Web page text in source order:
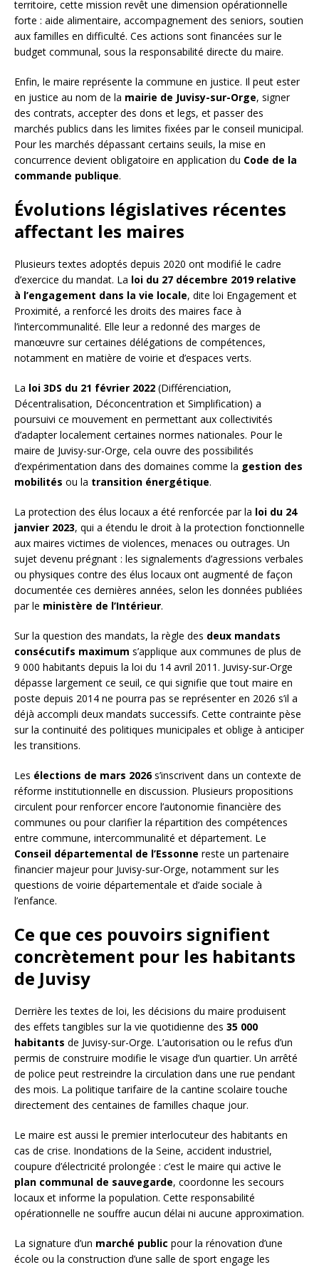
territoire, cette mission revêt une dimension opérationnelle
forte : aide alimentaire, accompagnement des seniors, soutien
aux familles en difficulté. Ces actions sont financées sur le
budget communal, sous la responsabilité directe du maire.
Enfin, le maire représente la commune en justice. Il peut ester
en justice au nom de la mairie de Juvisy-sur-Orge, signer
des contrats, accepter des dons et legs, et passer des
marchés publics dans les limites fixées par le conseil municipal.
Pour les marchés dépassant certains seuils, la mise en
concurrence devient obligatoire en application du Code de la
commande publique.
Évolutions législatives récentes
affectant les maires
Plusieurs textes adoptés depuis 2020 ont modifié le cadre
d’exercice du mandat. La loi du 27 décembre 2019 relative
à l’engagement dans la vie locale, dite loi Engagement et
Proximité, a renforcé les droits des maires face à
l’intercommunalité. Elle leur a redonné des marges de
manœuvre sur certaines délégations de compétences,
notamment en matière de voirie et d’espaces verts.
La loi 3DS du 21 février 2022 (Différenciation,
Décentralisation, Déconcentration et Simplification) a
poursuivi ce mouvement en permettant aux collectivités
d’adapter localement certaines normes nationales. Pour le
maire de Juvisy-sur-Orge, cela ouvre des possibilités
d’expérimentation dans des domaines comme la gestion des
mobilités ou la transition énergétique.
La protection des élus locaux a été renforcée par la loi du 24
janvier 2023, qui a étendu le droit à la protection fonctionnelle
aux maires victimes de violences, menaces ou outrages. Un
sujet devenu prégnant : les signalements d’agressions verbales
ou physiques contre des élus locaux ont augmenté de façon
documentée ces dernières années, selon les données publiées
par le ministère de l’Intérieur.
Sur la question des mandats, la règle des deux mandats
consécutifs maximum s’applique aux communes de plus de
9 000 habitants depuis la loi du 14 avril 2011. Juvisy-sur-Orge
dépasse largement ce seuil, ce qui signifie que tout maire en
poste depuis 2014 ne pourra pas se représenter en 2026 s’il a
déjà accompli deux mandats successifs. Cette contrainte pèse
sur la continuité des politiques municipales et oblige à anticiper
les transitions.
Les élections de mars 2026s’inscrivent dans un contexte de
réforme institutionnelle en discussion. Plusieurs propositions
circulent pour renforcer encore l’autonomie financière des
communes ou pour clarifier la répartition des compétences
entre commune, intercommunalité et département. Le
Conseil départemental de l’Essonne reste un partenaire
financier majeur pour Juvisy-sur-Orge, notamment sur les
questions de voirie départementale et d’aide sociale à
l’enfance.
Ce que ces pouvoirs signifient
concrètement pour les habitants
de Juvisy
Derrière les textes de loi, les décisions du maire produisent
des effets tangibles sur la vie quotidienne des 35 000
habitants de Juvisy-sur-Orge. L’autorisation ou le refus d’un
permis de construire modifie le visage d’un quartier. Un arrêté
de police peut restreindre la circulation dans une rue pendant
des mois. La politique tarifaire de la cantine scolaire touche
directement des centaines de familles chaque jour.
Le maire est aussi le premier interlocuteur des habitants en
cas de crise. Inondations de la Seine, accident industriel,
coupure d’électricité prolongée : c’est le maire qui active le
plan communal de sauvegarde, coordonne les secours
locaux et informe la population. Cette responsabilité
opérationnelle ne souffre aucun délai ni aucune approximation.
La signature d’un marché public pour la rénovation d’une
école ou la construction d’une salle de sport engage les